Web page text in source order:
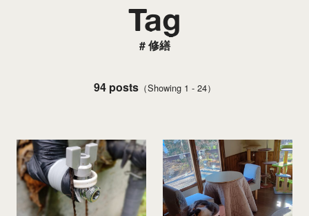
# 修繕
Tag
94 posts（Showing 1 - 24）